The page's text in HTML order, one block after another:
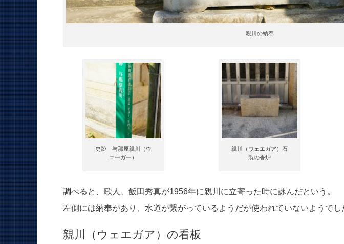
親川の納奉
史跡 与那原親川（ウ
エーガー）
親川（ウェエガア）石
製の香炉
調べると、歌人、飯田秀真が1956年に親川に立寄った時に詠んだという。
左側には納奉があり、水道が繋がっているようだが使われていないようでし
親川（ウェエガア）の看板